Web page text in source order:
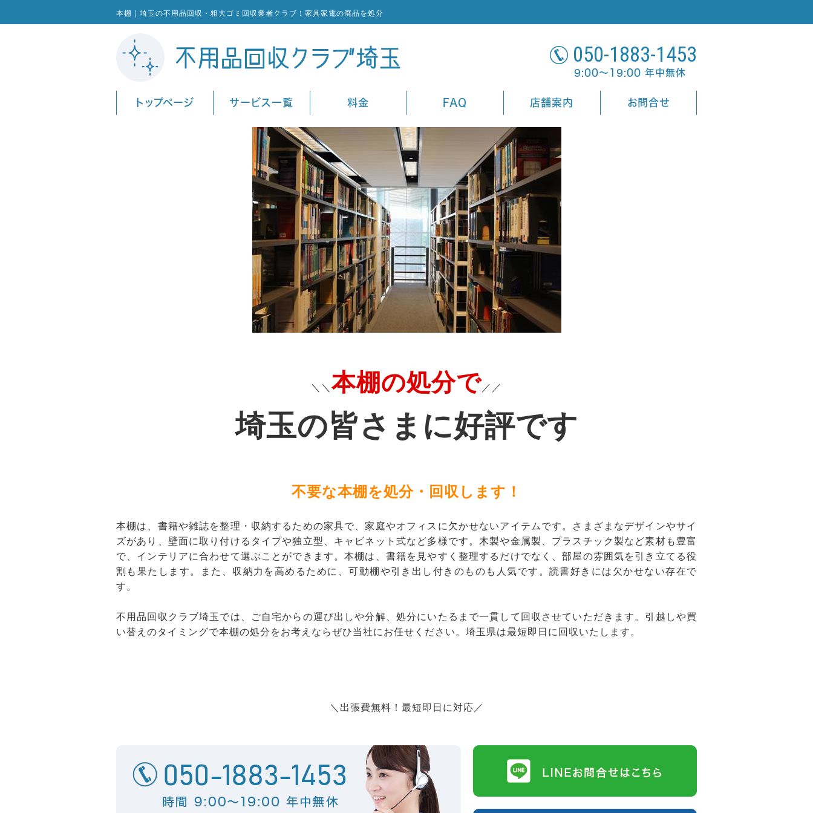
本棚｜埼玉の不用品回収・粗大ゴミ回収業者クラブ！家具家電の廃品を処分
050-1883-1453
9:00～19:00 年中無休
トップページ サービス一覧 料金 FAQ 店舗案内 お問合せ
＼＼本棚の処分で ／／
埼玉の皆さまに好評です
不要な本棚を処分・回収します！
本棚は、書籍や雑誌を整理・収納するための家具で、家庭やオフィスに欠かせないアイテムです。さまざまなデザインやサイ
ズがあり、壁面に取り付けるタイプや独立型、キャビネット式など多様です。木製や金属製、プラスチック製など素材も豊富
で、インテリアに合わせて選ぶことができます。本棚は、書籍を見やすく整理するだけでなく、部屋の雰囲気を引き立てる役
割も果たします。また、収納力を高めるために、可動棚や引き出し付きのものも人気です。読書好きには欠かせない存在で
す。
不用品回収クラブ埼玉では、ご自宅からの運び出しや分解、処分にいたるまで一貫して回収させていただきます。引越しや買
い替えのタイミングで本棚の処分をお考えならぜひ当社にお任せください。埼玉県は最短即日に回収いたします。
＼出張費無料！最短即日に対応／